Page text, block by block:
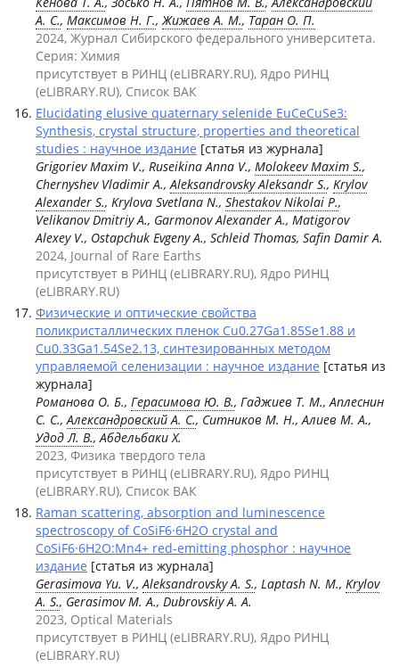
А. С., Максимов Н. Г.,Жижаев А. М., Таран О. П.
2024, Журнал Сибирского федерального университета.
Серия: Химия
присутствует в РИНЦ (eLIBRARY.RU), Ядро РИНЦ
(eLIBRARY.RU), Список ВАК
Elucidating elusive quaternary selenide EuCeCuSe3:
Synthesis, crystal structure, properties and theoretical
studies : научное издание [статья из журнала]
Grigoriev Maxim V., Ruseikina Anna V., Molokeev Maxim S.,
Chernyshev Vladimir А.,Aleksandrovsky Aleksandr S., Krylov
Alexander S., Krylova Svetlana N., Shestakov Nikolai P.,
Velikanov Dmitriy А., Garmonov Alexander A., Matigorov
Alexey V., Ostapchuk Evgeny A., Schleid Thomas, Safin Damir A.
2024, Journal of Rare Earths
присутствует в РИНЦ (eLIBRARY.RU), Ядро РИНЦ
(eLIBRARY.RU)
Физические и оптические свойства
поликристаллических пленок Cu0.27Ga1.85Se1.88 и
Cu0.33Ga1.54Se2.13, синтезированных методом
управляемой селенизации : научное издание [статья из
журнала]
Романова О. Б., Герасимова Ю. В., Гаджиев Т. М., Аплеснин
С. С.,Александровский А. С., Ситников М. Н., Алиев М. А.,
Удод Л. В., Абдельбаки X.
2023, Физика твердого тела
присутствует в РИНЦ (eLIBRARY.RU), Ядро РИНЦ
(eLIBRARY.RU), Список ВАК
Raman scattering, absorption and luminescence
spectroscopy of CoSiF6·6H2O crystal and
CoSiF6·6H2O:Mn4+ red-emitting phosphor : научное
издание [статья из журнала]
Gerasimova Yu. V.,Aleksandrovsky A. S., Laptash N. M., Krylov
A. S., Gerasimov M. A., Dubrovskiy A. A.
2023, Optical Materials
присутствует в РИНЦ (eLIBRARY.RU), Ядро РИНЦ
(eLIBRARY.RU)